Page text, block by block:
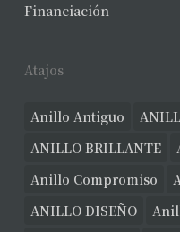
Financiación
Atajos
Anillo Antiguo
ANILLO BRILLANTE
Anillo Compromiso
ANILLO DISEÑO